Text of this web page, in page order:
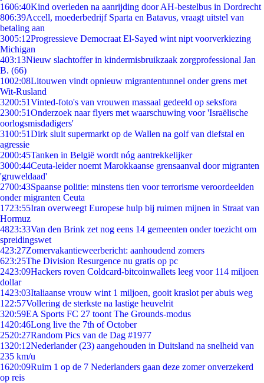
1606:40Kind overleden na aanrijding door AH-bestelbus in Dordrecht
806:39Accell, moederbedrijf Sparta en Batavus, vraagt uitstel van
betaling aan
3005:12Progressieve Democraat El-Sayed wint nipt voorverkiezing
Michigan
403:13Nieuw slachtoffer in kindermisbruikzaak zorgprofessional Jan
B. (66)
1002:08Litouwen vindt opnieuw migrantentunnel onder grens met
Wit-Rusland
3200:51Vinted-foto's van vrouwen massaal gedeeld op seksfora
2300:51Onderzoek naar flyers met waarschuwing voor 'Israëlische
oorlogsmisdadigers'
3100:51Dirk sluit supermarkt op de Wallen na golf van diefstal en
agressie
2000:45Tanken in België wordt nóg aantrekkelijker
3000:44Ceuta-leider noemt Marokkaanse grensaanval door migranten
'gruweldaad'
2700:43Spaanse politie: minstens tien voor terrorisme veroordeelden
onder migranten Ceuta
1723:55Iran overweegt Europese hulp bij ruimen mijnen in Straat van
Hormuz
4823:33Van den Brink zet nog eens 14 gemeenten onder toezicht om
spreidingswet
423:27Zomervakantieweerbericht: aanhoudend zomers
623:25The Division Resurgence nu gratis op pc
2423:09Hackers roven Coldcard-bitcoinwallets leeg voor 114 miljoen
dollar
1423:03Italiaanse vrouw wint 1 miljoen, gooit kraslot per abuis weg
1 22:57Vollering de sterkste na lastige heuvelrit
320:59EA Sports FC 27 toont The Grounds-modus
1420:46Long live the 7th of October
2520:27Random Pics van de Dag #1977
1320:12Nederlander (23) aangehouden in Duitsland na snelheid van
235 km/u
1620:09Ruim 1 op de 7 Nederlanders gaan deze zomer onverzekerd
op reis